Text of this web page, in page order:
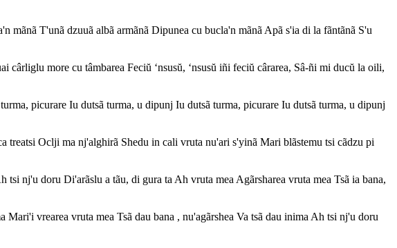
T'unã dzuuã albã armãnã Dipunea cu bucla'n mãnã Apã s'ia di la fãntãnã S'u
more cu tâmbarea Feciŭ ‘nsusŭ, ‘nsusŭ iñi feciŭ cârarea, Sâ-ñi mi ducŭ la oili,
picurare Iu dutsã turma, u dipunj Iu dutsã turma, picurare Iu dutsã turma, u dipunj
Oclji ma nj'alghirã Shedu in cali vruta nu'ari s'yinã Mari blãstemu tsi cãdzu pi
doru Di'arãslu a tãu, di gura ta Ah vruta mea Agãrsharea vruta mea Tsã ia bana,
vrearea vruta mea Tsã dau bana , nu'agãrshea Va tsã dau inima Ah tsi nj'u doru